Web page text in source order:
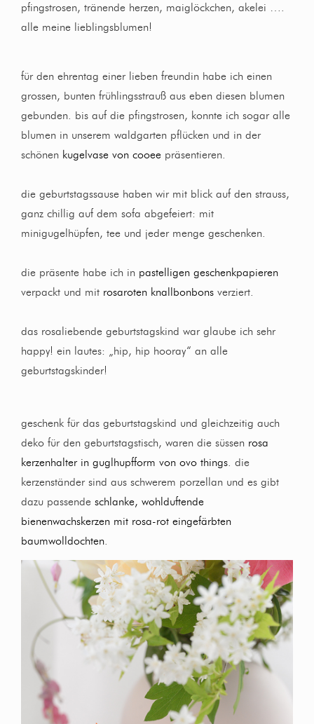
pfingstrosen, tränende herzen, maiglöckchen, akelei ….
alle meine lieblingsblumen!
für den ehrentag einer lieben freundin habe ich einen
grossen, bunten frühlingsstrauß aus eben diesen blumen
gebunden. bis auf die pfingstrosen, konnte ich sogar alle
blumen in unserem waldgarten pflücken und in der
schönen kugelvase von cooee präsentieren.
die geburtstagssause haben wir mit blick auf den strauss,
ganz chillig auf dem sofa abgefeiert: mit
minigugelhüpfen, tee und jeder menge geschenken.
die präsente habe ich in pastelligen geschenkpapieren
verpackt und mit rosaroten knallbonbons verziert.
das rosaliebende geburtstagskind war glaube ich sehr
happy! ein lautes: „hip, hip hooray“ an alle
geburtstagskinder!
geschenk für das geburtstagskind und gleichzeitig auch
deko für den geburtstagstisch, waren die süssen rosa
kerzenhalter in guglhupfform von ovo things . die
kerzenständer sind aus schwerem porzellan und es gibt
dazu passende schlanke, wohlduftende
bienenwachskerzen mit rosa-rot eingefärbten
baumwolldochten